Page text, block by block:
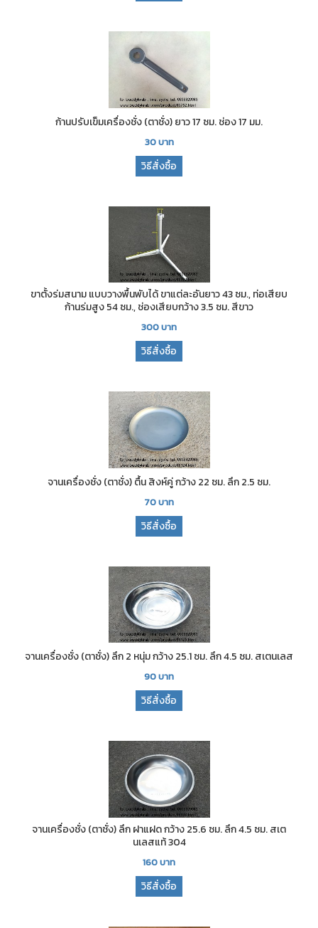
ก้านปรับเข็มเครื่องชั่ง (ตาชั่ง) ยาว 17 ซม. ช่อง 17 มม.
30บาท
วิธีสั่งซื้อ
ขาตั้งร่มสนาม แบบวางพื้นพับได้ ขาแต่ละอันยาว 43 ซม., ท่อเสียบ
ก้านร่มสูง 54 ซม., ช่องเสียบกว้าง 3.5 ซม. สีขาว
300บาท
วิธีสั่งซื้อ
จานเครื่องชั่ง (ตาชั่ง) ตื้น สิงห์คู่ กว้าง 22 ซม. ลึก 2.5 ซม.
70บาท
วิธีสั่งซื้อ
จานเครื่องชั่ง (ตาชั่ง) ลึก 2 หนุ่ม กว้าง 25.1 ซม. ลึก 4.5 ซม. สเตนเลส
90บาท
วิธีสั่งซื้อ
จานเครื่องชั่ง (ตาชั่ง) ลึก ฝาแฝด กว้าง 25.6 ซม. ลึก 4.5 ซม. สเต
นเลสแท้ 304
160บาท
วิธีสั่งซื้อ